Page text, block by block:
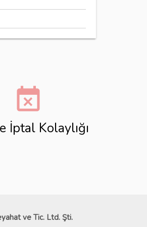
event_busy
İptal Kolaylığı
ve Tic. Ltd. Şti.